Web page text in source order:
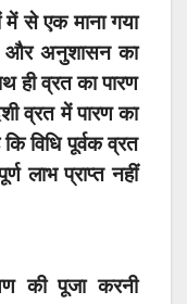
से एक माना गया
और अनुशासन का
ही व्रत का पारण
व्रत में पारण का
विधि पूर्वक व्रत
लाभ प्राप्त नहीं
की पूजा करनी